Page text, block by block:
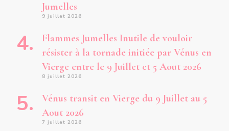
Jumelles
9 juillet 2026
Flammes Jumelles Inutile de vouloir
résister à la tornade initiée par Vénus en
Vierge entre le 9 Juillet et 5 Aout 2026
8 juillet 2026
Vénus transit en Vierge du 9 Juillet au 5
Aout 2026
7 juillet 2026